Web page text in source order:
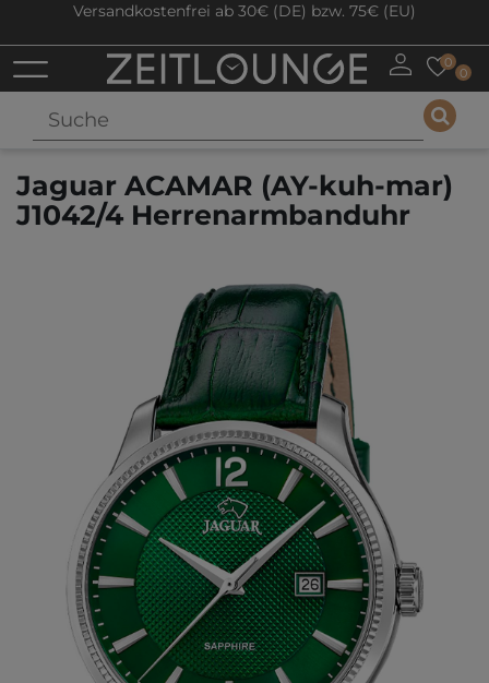
Versandkostenfrei ab 30€ (DE) bzw. 75€ (EU)
0
0
Jaguar ACAMAR (AY-kuh-mar)
J1042/4 Herrenarmbanduhr